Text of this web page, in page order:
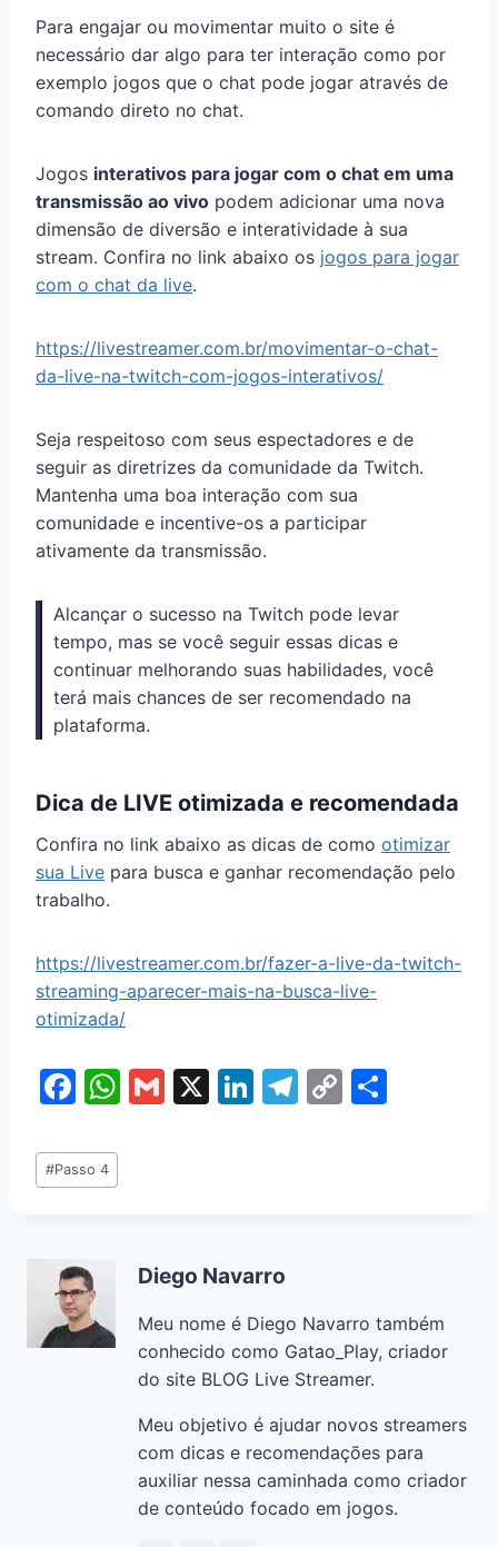
Para engajar ou movimentar muito o site é
necessário dar algo para ter interação como por
exemplo jogos que o chat pode jogar através de
comando direto no chat.
Jogos interativos para jogar com o chat em uma
transmissão ao vivo podem adicionar uma nova
dimensão de diversão e interatividade à sua
stream. Confira no link abaixo os jogos para jogar
com o chat da live.
https://livestreamer.com.br/movimentar-o-chat-
da-live-na-twitch-com-jogos-interativos/
Seja respeitoso com seus espectadores e de
seguir as diretrizes da comunidade da Twitch.
Mantenha uma boa interação com sua
comunidade e incentive-os a participar
ativamente da transmissão.
Alcançar o sucesso na Twitch pode levar
tempo, mas se você seguir essas dicas e
continuar melhorando suas habilidades, você
terá mais chances de ser recomendado na
plataforma.
Dica de LIVE otimizada e recomendada
Confira no link abaixo as dicas de como otimizar
sua Live para busca e ganhar recomendação pelo
trabalho.
https://livestreamer.com.br/fazer-a-live-da-twitch-
streaming-aparecer-mais-na-busca-live-
otimizada/
F
c
e
o
o
k
W
p
G
X
Li
n
T
C
#Passo 4
Diego Navarro
Meu nome é Diego Navarro também
conhecido como Gatao_Play, criador
do site BLOG Live Streamer.
Meu objetivo é ajudar novos streamers
com dicas e recomendações para
auxiliar nessa caminhada como criador
de conteúdo focado em jogos.